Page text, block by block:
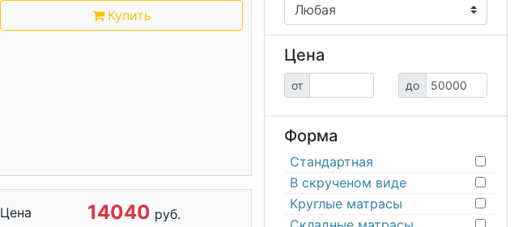
Купить
Цена 14040 руб.
Цена
от до
Форма
Стандартная
В скрученом виде
Круглые матрасы